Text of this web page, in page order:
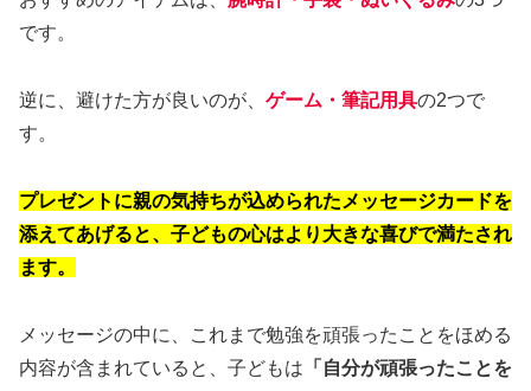
です。
逆に、避けた方が良いのが、 ゲーム・筆記用具の2つで
す。
プレゼントに親の気持ちが込められたメッセージカードを
添えてあげると、子どもの心はより大きな喜びで満たされ
ます。
メッセージの中に、これまで勉強を頑張ったことをほめる
内容が含まれていると、子どもは 「自分が頑張ったことを